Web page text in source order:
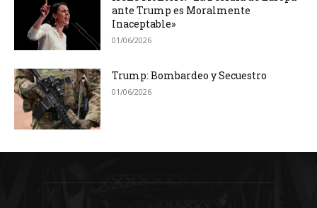
ante Trump es Moralmente
Inaceptable»
01/06/2026
Trump: Bombardeo y Secuestro
01/06/2026